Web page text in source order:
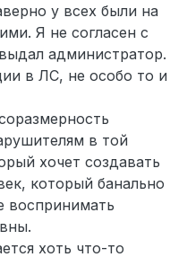
у всех были на
Я не согласен с
администратор.
в ЛС, не особо то и
в той
хочет создавать
который банально
воспринимать
хоть что-то